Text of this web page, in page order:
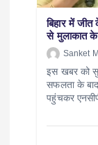
बिहार में
से मुलाकात
Sanket
इस खबर को
सफलता के
पहुंचकर